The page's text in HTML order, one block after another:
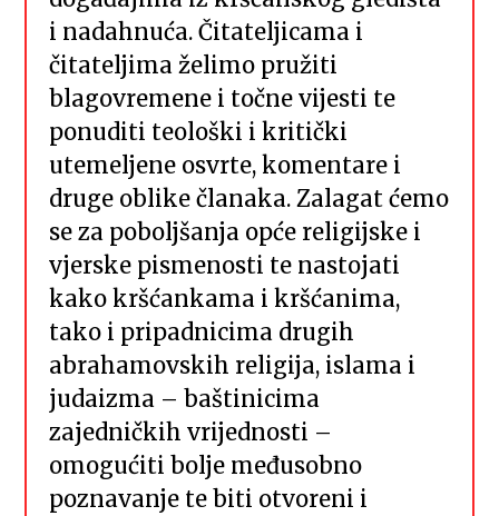
i nadahnuća. Čitateljicama i
čitateljima želimo pružiti
blagovremene i točne vijesti te
ponuditi teološki i kritički
utemeljene osvrte, komentare i
druge oblike članaka. Zalagat ćemo
se za poboljšanja opće religijske i
vjerske pismenosti te nastojati
kako kršćankama i kršćanima,
tako i pripadnicima drugih
abrahamovskih religija, islama i
judaizma – baštinicima
zajedničkih vrijednosti –
omogućiti bolje međusobno
poznavanje te biti otvoreni i